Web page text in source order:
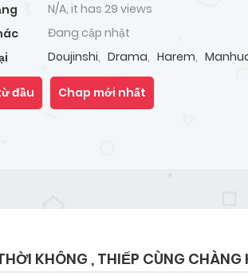
N/A, it has 29 views
Đang cập nhật
Doujinshi, Drama, Harem,
đầu Chap mới nhất
KHÔNG , THIẾP CÙNG CHÀNG